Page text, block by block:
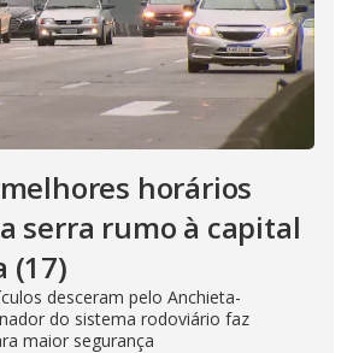
melhores horários
serra rumo à capital
(17)
desceram pelo Anchieta-
do sistema rodoviário faz
maior segurança